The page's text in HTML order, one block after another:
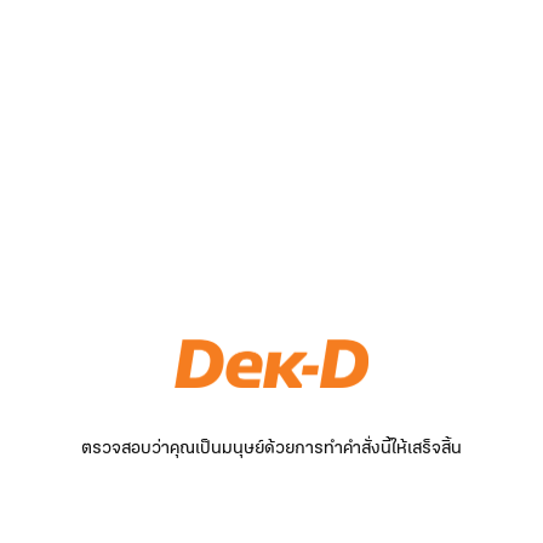
ตรวจสอบว่าคุณเป็นมนุษย์ด้วยการทำคำสั่งนี้ให้เสร็จสิ้น